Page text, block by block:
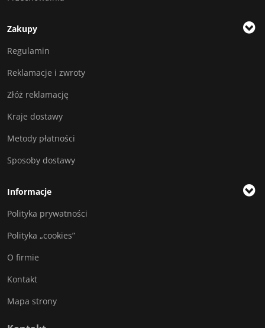
Zakupy
Regulamin
Reklamacje i zwroty
Złóż reklamację
Kraje dostawy
Metody płatności
Sposoby dostawy
Informacje
Polityka prywatności
Polityka „cookies”
O firmie
Kontakt
Mapa strony